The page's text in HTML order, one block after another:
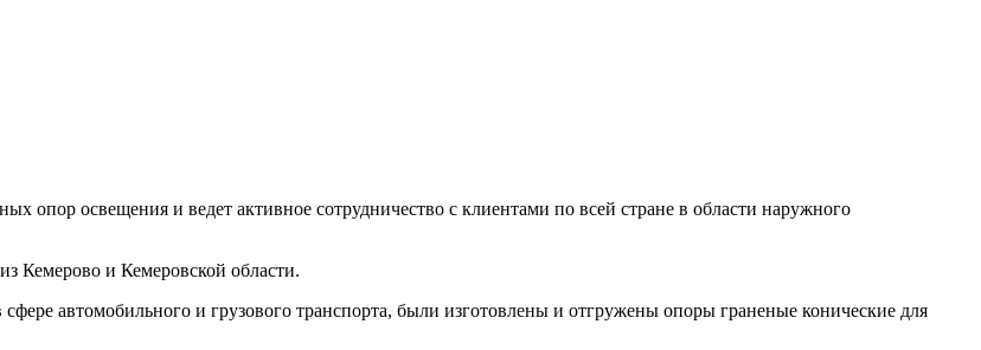
освещения и ведет активное сотрудничество с клиентами по всей стране в области наружного
Кемерово и Кемеровской области.
автомобильного и грузового транспорта, были изготовлены и отгружены опоры граненые конические для